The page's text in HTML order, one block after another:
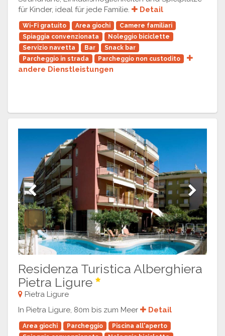
für Kinder, ideal für jede Familie.
Detail
Wi-Fi gratuito Area giochi
Camere familiari
Spiaggia convenzionata
Noleggio biciclette
Servizio navetta
Bar
Snack bar
Parcheggio in strada
Parcheggio non custodito
andere Dienstleistungen
Previous Next
Residenza Turistica Alberghiera
Pietra Ligure
Pietra Ligure
In Pietra Ligure, 80m bis zum Meer
Detail
Area giochi Parcheggio
Piscina all'aperto